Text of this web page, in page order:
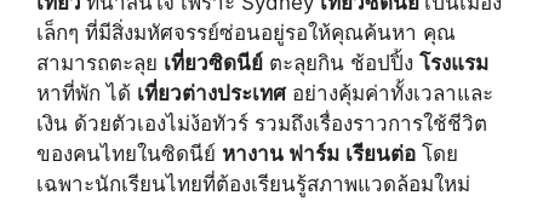
เล็กๆ ที่มีสิ่งมหัศจรรย์ซ่อนอยู่รอให้คุณค้นหา คุณ
สามารถตะลุย เที่ยวซิดนีย์ ตะลุยกิน ช้อปปิ้ง โรงแรม
หาที่พัก ได้ เที่ยวต่างประเทศอย่างคุ้มค่าทั้งเวลาและ
เงิน ด้วยตัวเองไม่ง้อทัวร์ รวมถึงเรื่องราวการใช้ชีวิต
ของคนไทยในซิดนีย์ หางาน ฟาร์ม เรียนต่อ โดย
เฉพาะนักเรียนไทยที่ต้องเรียนรู้สภาพแวดล้อมใหม่